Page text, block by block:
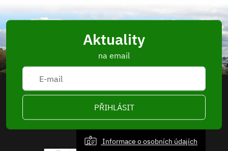
Aktuality
na email
PŘIHLÁSIT
Informace o osobních údajích